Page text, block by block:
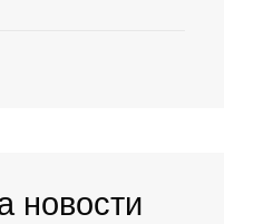
новости